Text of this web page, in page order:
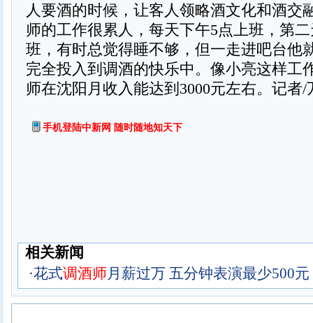
人要酒的时候，让客人领略酒文化和酒交
师的工作很累人，每天下午5点上班，第
班，有时总觉得睡不够，但一走进吧台他
完全投入到调酒的快乐中。像小亮这样工
师在沈阳月收入能达到3000元左右。记者/
手机登陆中新网 随时随地知天下
相关新闻
·花式调酒师月薪过万 五分钟表演最少500元